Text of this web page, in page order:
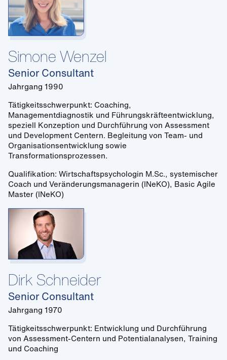
Simone Wenzel
Senior Consultant
Jahrgang 1990
Tätigkeitsschwerpunkt: Coaching,
Managementdiagnostik und Führungskräfteentwicklung,
speziell Konzeption und Durchführung von Assessment
und Development Centern. Begleitung von Team- und
Organisationsentwicklung sowie
Transformationsprozessen.
Qualifikation: Wirtschaftspsychologin M.Sc., systemischer
Coach und Veränderungsmanagerin (INeKO), Basic Agile
Master (INeKO)
Dirk Schneider
Senior Consultant
Jahrgang 1970
Tätigkeitsschwerpunkt: Entwicklung und Durchführung
von Assessment-Centern und Potentialanalysen, Training
und Coaching